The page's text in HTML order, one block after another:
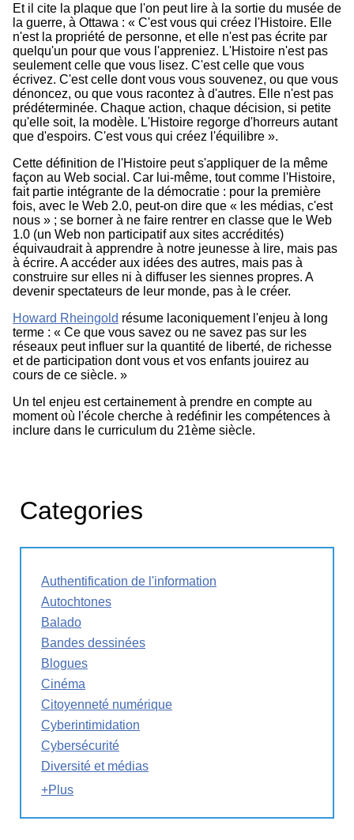
Et il cite la plaque que l'on peut lire à la sortie du musée de
la guerre, à Ottawa : « C'est vous qui créez l'Histoire. Elle
n'est la propriété de personne, et elle n'est pas écrite par
quelqu'un pour que vous l'appreniez. L'Histoire n'est pas
seulement celle que vous lisez. C'est celle que vous
écrivez. C'est celle dont vous vous souvenez, ou que vous
dénoncez, ou que vous racontez à d'autres. Elle n'est pas
prédéterminée. Chaque action, chaque décision, si petite
qu'elle soit, la modèle. L'Histoire regorge d'horreurs autant
que d'espoirs. C'est vous qui créez l'équilibre ».
Cette définition de l'Histoire peut s'appliquer de la même
façon au Web social. Car lui-même, tout comme l'Histoire,
fait partie intégrante de la démocratie : pour la première
fois, avec le Web 2.0, peut-on dire que « les médias, c'est
nous » ; se borner à ne faire rentrer en classe que le Web
1.0 (un Web non participatif aux sites accrédités)
équivaudrait à apprendre à notre jeunesse à lire, mais pas
à écrire. A accéder aux idées des autres, mais pas à
construire sur elles ni à diffuser les siennes propres. A
devenir spectateurs de leur monde, pas à le créer.
Howard Rheingold résume laconiquement l'enjeu à long
terme : « Ce que vous savez ou ne savez pas sur les
réseaux peut influer sur la quantité de liberté, de richesse
et de participation dont vous et vos enfants jouirez au
cours de ce siècle. »
Un tel enjeu est certainement à prendre en compte au
moment où l'école cherche à redéfinir les compétences à
inclure dans le curriculum du 21ème siècle.
Categories
Authentification de l'information
Autochtones
Balado
Bandes dessinées
Blogues
Cinéma
Citoyenneté numérique
Cyberintimidation
Cybersécurité
Diversité et médias
+Plus